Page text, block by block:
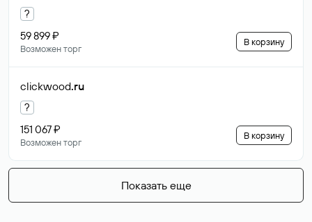
?
59 899 ₽
Возможен торг
В корзину
clickwood.ru
?
151 067 ₽
Возможен торг
В корзину
Показать еще